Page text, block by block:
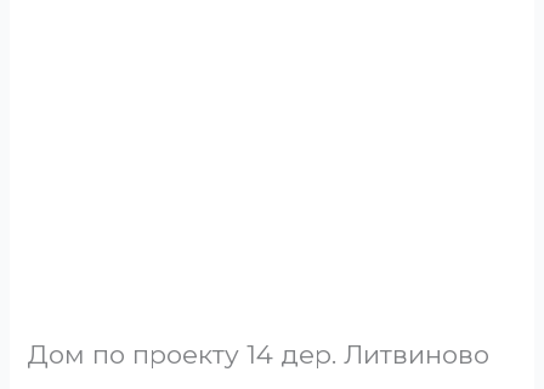
Дом по проекту 14 дер. Литвиново